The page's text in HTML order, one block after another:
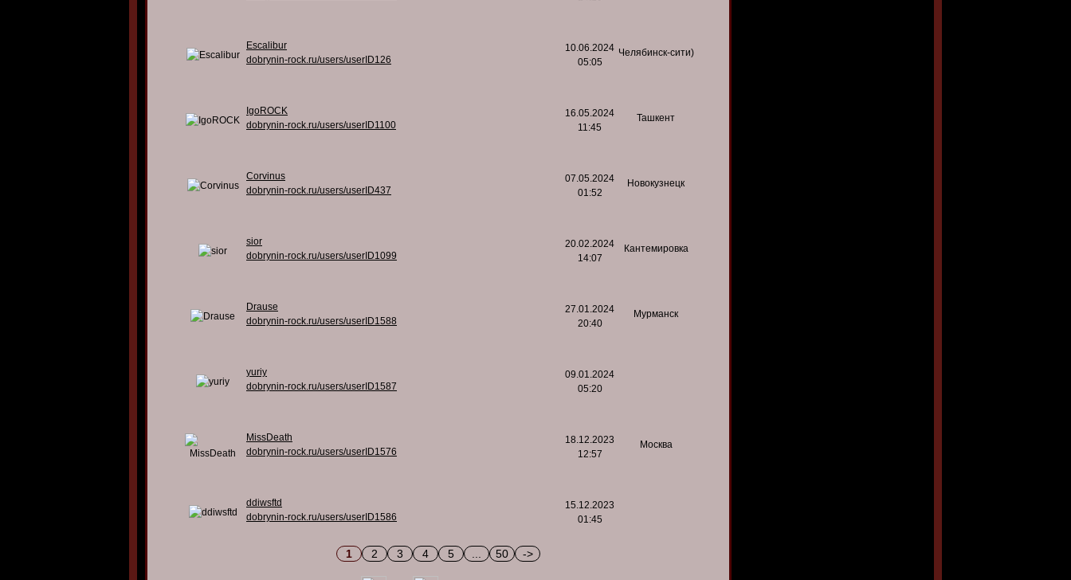
Escalibur
dobrynin-rock.ru/users/userID126
10.06.2024
05:05
Челябинск-сити)
IgoROCK
dobrynin-rock.ru/users/userID1100
16.05.2024
11:45
Ташкент
Corvinus
dobrynin-rock.ru/users/userID437
07.05.2024
01:52
Новокузнецк
sior
dobrynin-rock.ru/users/userID1099
20.02.2024
14:07
Кантемировка
Drause
dobrynin-rock.ru/users/userID1588
27.01.2024
20:40
Мурманск
yuriy
dobrynin-rock.ru/users/userID1587
09.01.2024
05:20
MissDeath
dobrynin-rock.ru/users/userID1576
18.12.2023
12:57
Москва
ddiwsftd
dobrynin-rock.ru/users/userID1586
15.12.2023
01:45
1 2 3 4 5 50 ->